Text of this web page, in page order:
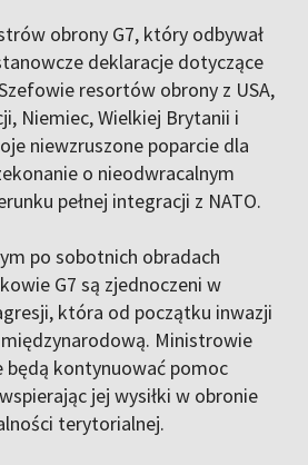
obrony G7, który odbywał
deklaracje dotyczące
resortów obrony z USA,
Niemiec, Wielkiej Brytanii i
niewzruszone poparcie dla
o nieodwracalnym
pełnej integracji z NATO.
po sobotnich obradach
G7 są zjednoczeni w
która od początku inwazji
Ministrowie
będą kontynuować pomoc
jej wysiłki w obronie
terytorialnej.